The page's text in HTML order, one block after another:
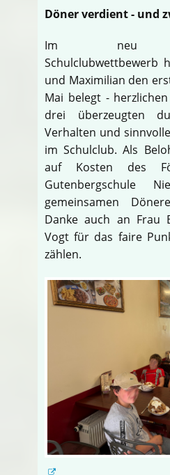
Döner verdient - und
Im neu
Schulclubwettbewerb
und Maximilian den
Mai belegt -
drei überzeugten
Verhalten und
im Schulclub. Als
auf Kosten des
Gutenbergschule
gemeinsamen
Danke auch an Frau
Vogt für das faire
zählen.